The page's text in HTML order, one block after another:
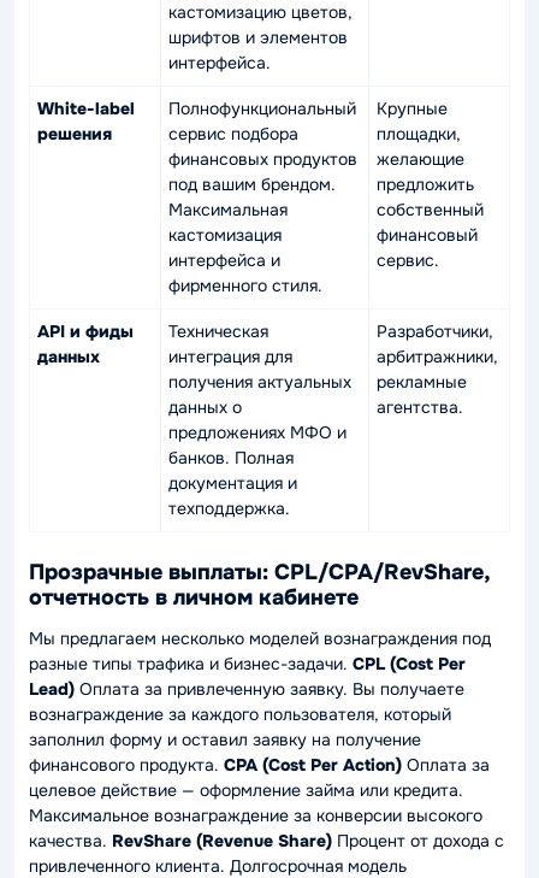
кастомизацию цветов,
шрифтов и элементов
интерфейса.
White-label
решения
Полнофункциональный
сервис подбора
финансовых продуктов
под вашим брендом.
Максимальная
кастомизация
интерфейса и
фирменного стиля.
Крупные
площадки,
желающие
предложить
собственный
финансовый
сервис.
API и фиды
данных
Техническая
интеграция для
получения актуальных
данных о
предложениях МФО и
банков. Полная
документация и
техподдержка.
Разработчики,
арбитражники,
рекламные
агентства.
Прозрачные выплаты: CPL/CPA/RevShare,
отчетность в личном кабинете
Мы предлагаем несколько моделей вознаграждения под
разные типы трафика и бизнес-задачи. CPL (Cost Per
Lead) Оплата за привлеченную заявку. Вы получаете
вознаграждение за каждого пользователя, который
заполнил форму и оставил заявку на получение
финансового продукта. CPA (Cost Per Action) Оплата за
целевое действие — оформление займа или кредита.
Максимальное вознаграждение за конверсии высокого
качества. RevShare (Revenue Share) Процент от дохода с
привлеченного клиента. Долгосрочная модель